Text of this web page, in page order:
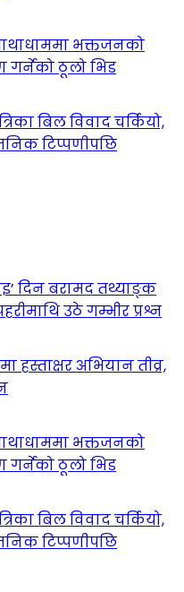
भक्तजनको
गर्नेको ठूलो भिड
बिल विवाद चर्कियो,
टिप्पणीपछि
दिन बरामद तथ्याङ्क
उठे गम्भीर प्रश्न
हस्ताक्षर अभियान तीव्र,
भक्तजनको
गर्नेको ठूलो भिड
बिल विवाद चर्कियो,
टिप्पणीपछि